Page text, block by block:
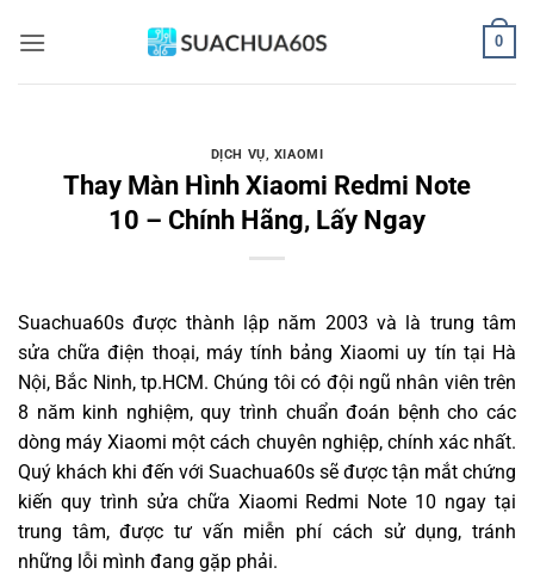
qua
0
DỊCH VỤ, XIAOMI
Thay Màn Hình Xiaomi Redmi Note
10 – Chính Hãng, Lấy Ngay
Suachua60s được thành lập năm 2003 và là trung tâm
sửa chữa điện thoại, máy tính bảng Xiaomi uy tín tại Hà
Nội, Bắc Ninh, tp.HCM. Chúng tôi có đội ngũ nhân viên trên
8 năm kinh nghiệm, quy trình chuẩn đoán bệnh cho các
dòng máy Xiaomi một cách chuyên nghiệp, chính xác nhất.
Quý khách khi đến với Suachua60s sẽ được tận mắt chứng
kiến quy trình sửa chữa Xiaomi Redmi Note 10 ngay tại
trung tâm, được tư vấn miễn phí cách sử dụng, tránh
những lỗi mình đang gặp phải.